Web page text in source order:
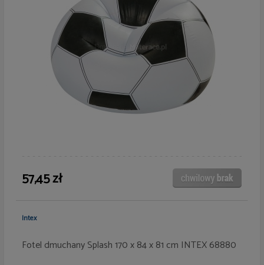
57,45 zł
Intex
Fotel dmuchany Splash 170 x 84 x 81 cm INTEX 68880